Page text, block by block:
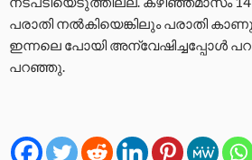
പരാതി നല്‍കിയെങ്കിലും പരാതി
ഇന്നലെ പോയി അന്വേഷിച്ചപ്പോള്‍
പറഞ്ഞു.